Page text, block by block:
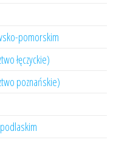
pomorskim
łęczyckie)
poznańskie)